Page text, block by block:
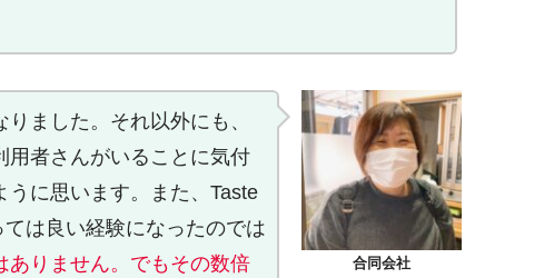
合同会社
ました。それ以外にも、
用者さんがいることに気付
に思います。また、Taste
は良い経験になったのでは
ありません。でもその数倍